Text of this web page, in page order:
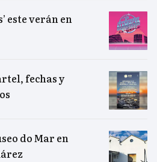
este verán en
fechas y
do Mar en